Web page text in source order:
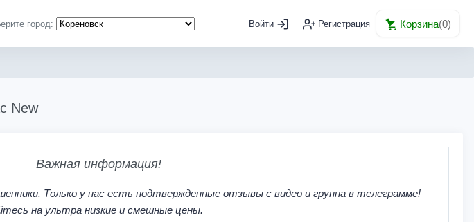
город: Войти Регистрация Корзина(0)
New
Важная информация!
Только у нас есть подтвержденные отзывы с видео и группа в телеграмме!
на ультра низкие и смешные цены.